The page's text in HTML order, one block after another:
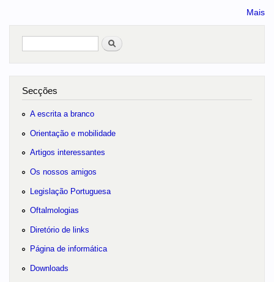
Mais
Pesquisar
Secções
A escrita a branco
Orientação e mobilidade
Artigos interessantes
Os nossos amigos
Legislação Portuguesa
Oftalmologias
Diretório de links
Página de informática
Downloads